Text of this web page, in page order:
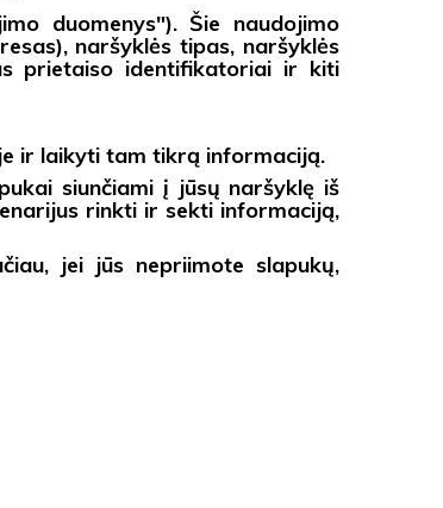
duomenys"). Šie naudojimo
naršyklės tipas, naršyklės
prietaiso identifikatoriai ir kiti
ir laikyti tam tikrą informaciją.
siunčiami į jūsų naršyklę iš
rinkti ir sekti informaciją,
jei jūs nepriimote slapukų,